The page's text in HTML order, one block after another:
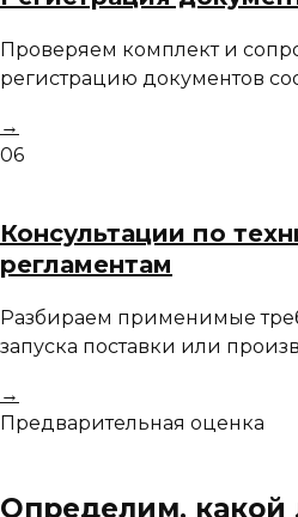
Проверяем комплект и
регистрацию документов
→
06
Консультации по
регламентам
Разбираем применимые
запуска поставки или
→
Предварительная оценка
Определим, какой